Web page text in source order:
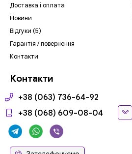
Доставка і оплата
Новини
Відгуки (5)
Гарантія / повернення
Контакти
Контакти
+38 (063) 736-64-92
+38 (068) 609-08-04